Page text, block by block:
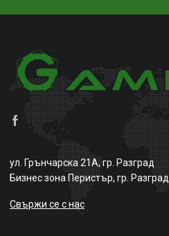
ул. Грънчарска 21А, гр. Разград
Бизнес зона Перистър, гр. Разград
Свържи се с нас